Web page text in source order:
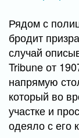
Рядом с
бродит
случай
Tribune от
напрямую
который во
участке и
одеяло с его